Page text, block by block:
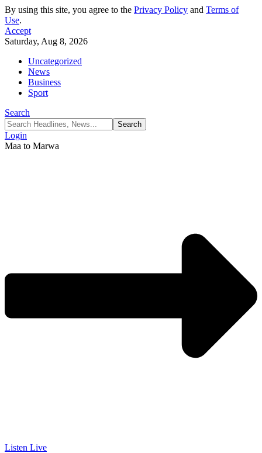
By using this site, you agree to the Privacy Policy and Terms of
Use.
Accept
Saturday, Aug 8, 2026
Uncategorized
News
Business
Sport
Search
Login
Maa to Marwa
Listen Live